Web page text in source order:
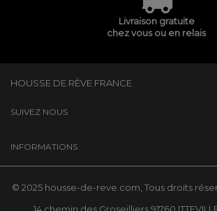
Livraison gratuite
chez vous ou en relais
HOUSSE DE RÊVE FRANCE
SUIVEZ NOUS
INFORMATIONS
© 2025 housse-de-reve.com, Tous droits